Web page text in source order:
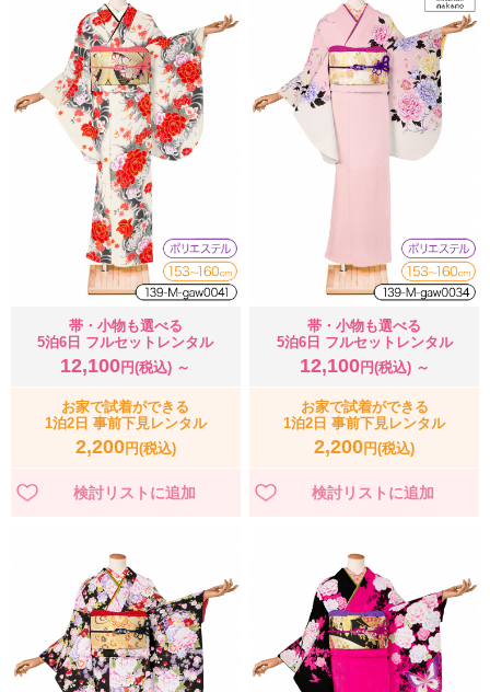
帯・小物も選べる
5泊6日 フルセットレンタル
12,100 円(税込) ～
お家で試着ができる
1泊2日 事前下見レンタル
2,200円(税込)
帯・小物も選べる
5泊6日 フルセットレンタル
12,100円(税込) ～
お家で試着ができる
1泊2日 事前下見レンタル
2,200円(税込)